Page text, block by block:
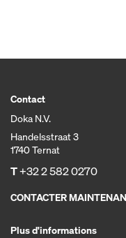
Contact
Doka N.V.
Handelsstraat 3
1740 Ternat
T+32 2 582 0270
CONTACTER
Plus d'informations